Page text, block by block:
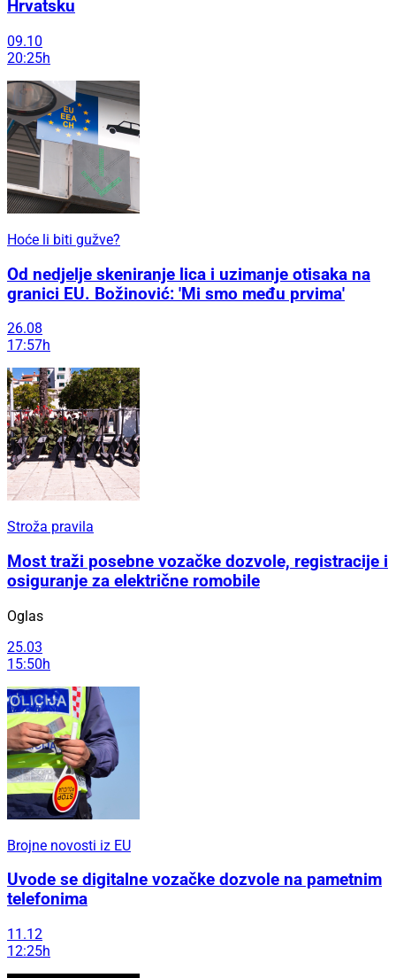
Hrvatsku
09.10
20:25h
Hoće li biti gužve?
Od nedjelje skeniranje lica i uzimanje otisaka na
granici EU. Božinović: 'Mi smo među prvima'
26.08
17:57h
Stroža pravila
Most traži posebne vozačke dozvole, registracije i
osiguranje za električne romobile
Oglas
25.03
15:50h
Brojne novosti iz EU
Uvode se digitalne vozačke dozvole na pametnim
telefonima
11.12
12:25h